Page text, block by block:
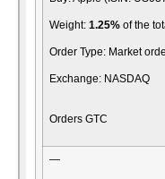
Weight: 1.25% of the
Order Type: Market
Exchange: NASDAQ
Orders GTC
—